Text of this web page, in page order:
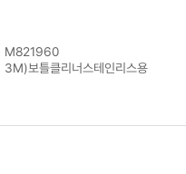
M821960
3M)보틀클리너스테인리스용